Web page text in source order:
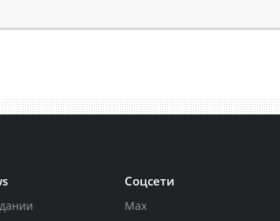
Соцсети
Max